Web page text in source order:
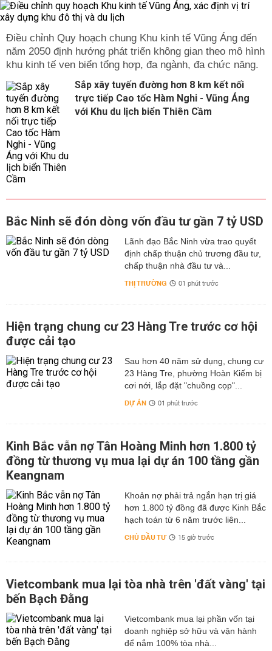
Điều chỉnh Quy hoạch chung Khu kinh tế Vũng Áng đến
năm 2050 định hướng phát triển không gian theo mô hình
khu kinh tế ven biển tổng hợp, đa ngành, đa chức năng.
Sắp xây tuyến đường hơn 8 km kết nối
trực tiếp Cao tốc Hàm Nghi - Vũng Áng
với Khu du lịch biển Thiên Cầm
Bắc Ninh sẽ đón dòng vốn đầu tư gần 7 tỷ USD
Lãnh đạo Bắc Ninh vừa trao quyết
định chấp thuận chủ trương đầu tư,
chấp thuận nhà đầu tư và...
THỊ TRƯỜNG 01 phút trước
Hiện trạng chung cư 23 Hàng Tre trước cơ hội
được cải tạo
Sau hơn 40 năm sử dụng, chung cư
23 Hàng Tre, phường Hoàn Kiếm bị
cơi nới, lắp đặt "chuồng cọp"...
DỰ ÁN 01 phút trước
Kinh Bắc vẫn nợ Tân Hoàng Minh hơn 1.800 tỷ
đồng từ thương vụ mua lại dự án 100 tầng gần
Keangnam
hơn 1.800 tỷ đồng đã được Kinh Bắc
hạch toán từ 6 năm trước liên...
CHỦ ĐẦU TƯ 15 giờ trước
Vietcombank mua lại tòa nhà trên 'đất vàng' tại
bến Bạch Đằng
Vietcombank mua lại phần vốn tại
doanh nghiệp sở hữu và vận hành
để nắm 100% tòa nhà...